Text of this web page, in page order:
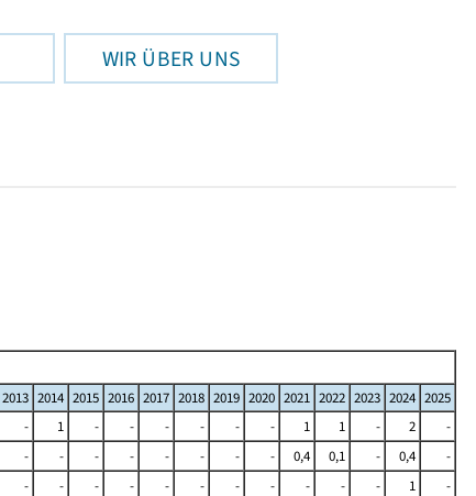
WIR ÜBER UNS
2013 2014 2015 2016 2017 2018 2019 2020 2021 2022 2023 2024 2025
- 1 - - - - - - 1 1 - 2
-
- - - - - - - - 0,4 0,1 - 0,4
-
- - - - - - - - - - - 1 -